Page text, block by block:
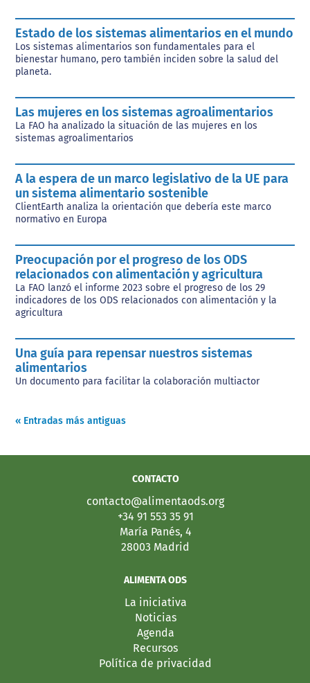
Estado de los sistemas alimentarios en el mundo
Los sistemas alimentarios son fundamentales para el
bienestar humano, pero también inciden sobre la salud del
planeta.
Las mujeres en los sistemas agroalimentarios
La FAO ha analizado la situación de las mujeres en los
sistemas agroalimentarios
A la espera de un marco legislativo de la UE para
un sistema alimentario sostenible
ClientEarth analiza la orientación que debería este marco
normativo en Europa
Preocupación por el progreso de los ODS
relacionados con alimentación y agricultura
La FAO lanzó el informe 2023 sobre el progreso de los 29
indicadores de los ODS relacionados con alimentación y la
agricultura
Una guía para repensar nuestros sistemas
alimentarios
Un documento para facilitar la colaboración multiactor
« Entradas más antiguas
CONTACTO
contacto@alimentaods.org
+34 91 553 35 91
María Panés, 4
28003 Madrid
ALIMENTA ODS
La iniciativa
Noticias
Agenda
Recursos
Política de privacidad